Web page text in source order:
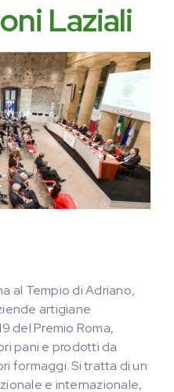
Laziali
al Tempio di Adriano,
artigiane
del Premio Roma,
pani e prodotti da
formaggi. Si tratta di un
e internazionale,